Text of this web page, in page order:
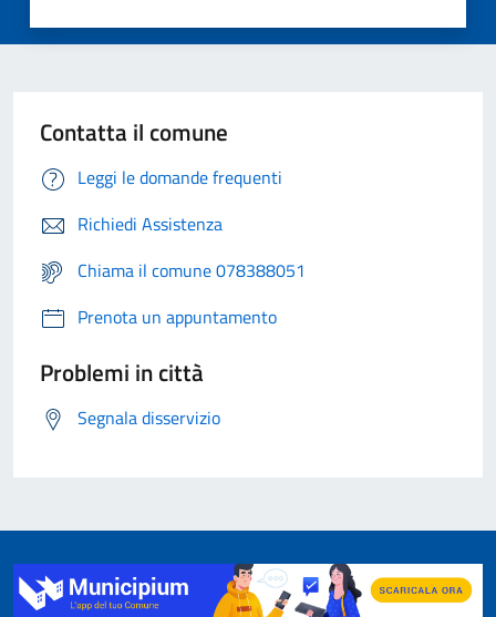
Contatta il comune
Leggi le domande frequenti
Richiedi Assistenza
Chiama il comune 078388051
Prenota un appuntamento
Problemi in città
Segnala disservizio